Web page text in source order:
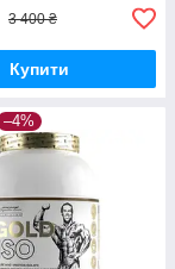
3 400 ₴
Купити
–4%